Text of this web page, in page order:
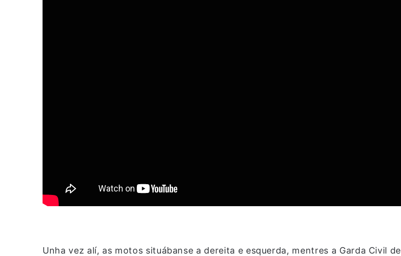
Unha vez alí, as motos situábanse a dereita e esquerda, mentres a Garda Civil de